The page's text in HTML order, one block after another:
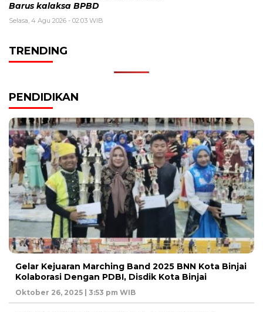
Barus kalaksa BPBD
Selasa, 4 Agu 2026 - 02:03 WIB
TRENDING
PENDIDIKAN
Gelar Kejuaran Marching Band 2025 BNN Kota Binjai
Kolaborasi Dengan PDBI, Disdik Kota Binjai
Oktober 26, 2025 | 3:53 pm WIB